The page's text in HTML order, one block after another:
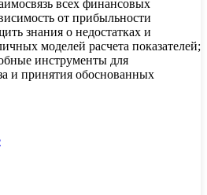
всех финансовых
от прибыльности
знания о недостатках и
моделей расчета показателей;
инструменты для
и принятия обоснованных